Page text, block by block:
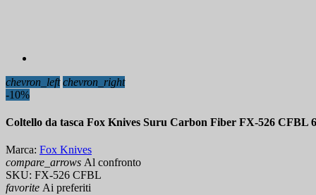
chevron_left chevron_right
-10%
Coltello da tasca Fox Knives Suru Carbon Fiber FX-526 CFBL
Marca: Fox Knives
compare_arrows Al confronto
SKU: FX-526 CFBL
favorite Ai preferiti